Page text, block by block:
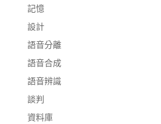
記憶
設計
語音分離
語音合成
語音辨識
談判
資料庫